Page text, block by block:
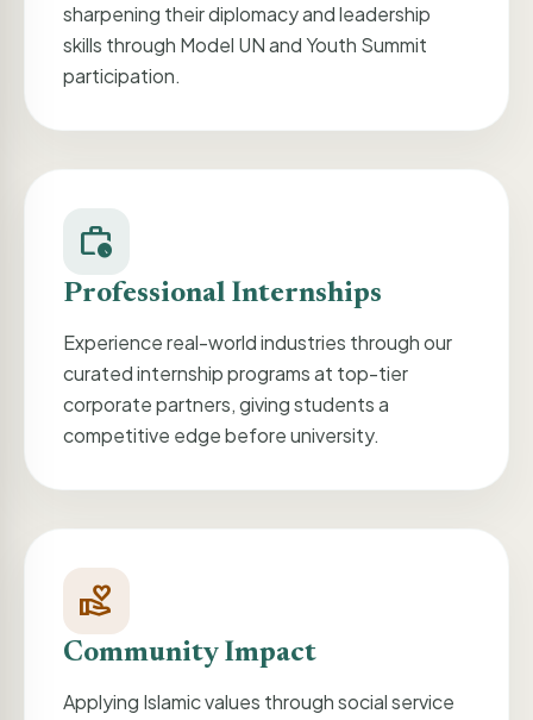
sharpening their diplomacy and leadership
skills through Model UN and Youth Summit
participation.
work_history
Professional Internships
Experience real-world industries through our
curated internship programs at top-tier
corporate partners, giving students a
competitive edge before university.
volunteer_activism
Community Impact
Applying Islamic values through social service